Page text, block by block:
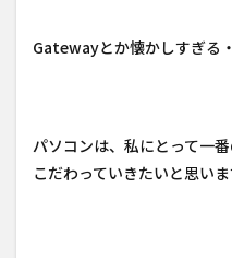
Gatewayとか懐かしすぎる
パソコンは、私にとって一
こだわっていきたいと思いま